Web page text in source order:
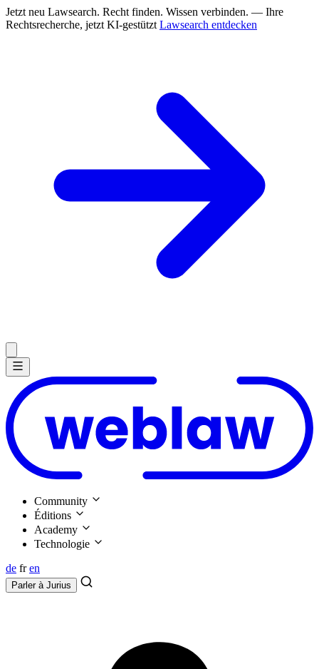
Jetzt neu Lawsearch. Recht finden. Wissen verbinden. — Ihre
Rechtsrecherche, jetzt KI-gestützt Lawsearch entdecken
Community
Éditions
Academy
Technologie
de fr en
Parler à Jurius